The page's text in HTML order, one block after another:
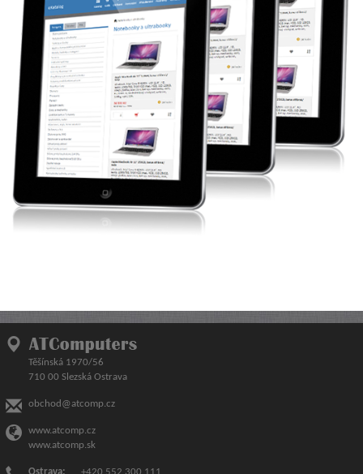
Těšínská 1970/56
710 00 Slezská Ostrava
obchod@atcomp.cz
www.atcomp.cz
www.atcomp.sk